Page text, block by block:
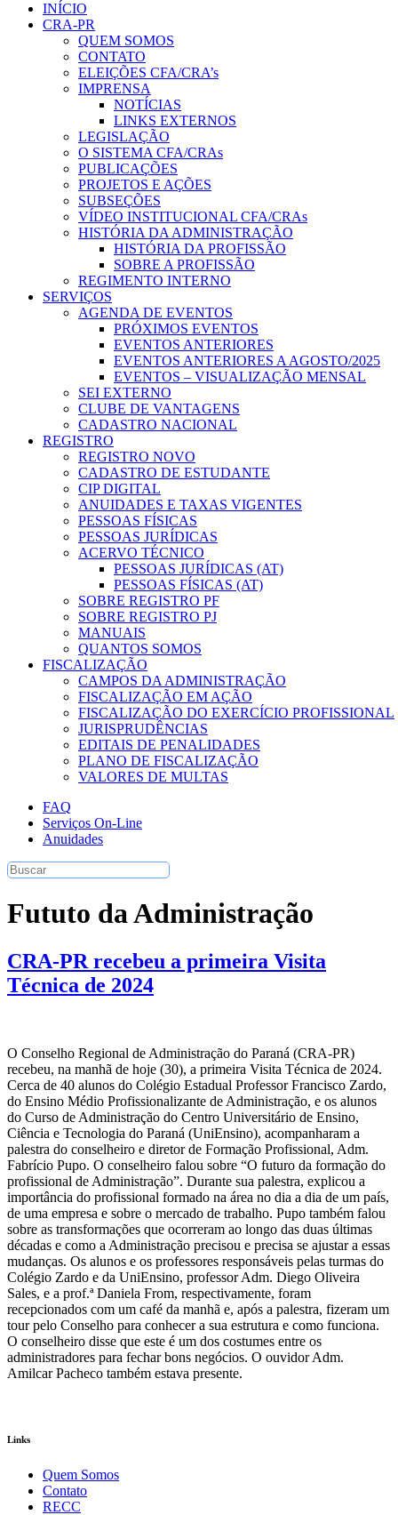
INÍCIO
CRA-PR
QUEM SOMOS
CONTATO
ELEIÇÕES CFA/CRA’s
IMPRENSA
NOTÍCIAS
LINKS EXTERNOS
LEGISLAÇÃO
O SISTEMA CFA/CRAs
PUBLICAÇÕES
PROJETOS E AÇÕES
SUBSEÇÕES
VÍDEO INSTITUCIONAL CFA/CRAs
HISTÓRIA DA ADMINISTRAÇÃO
HISTÓRIA DA PROFISSÃO
SOBRE A PROFISSÃO
REGIMENTO INTERNO
SERVIÇOS
AGENDA DE EVENTOS
PRÓXIMOS EVENTOS
EVENTOS ANTERIORES
EVENTOS ANTERIORES A AGOSTO/2025
EVENTOS – VISUALIZAÇÃO MENSAL
SEI EXTERNO
CLUBE DE VANTAGENS
CADASTRO NACIONAL
REGISTRO
REGISTRO NOVO
CADASTRO DE ESTUDANTE
CIP DIGITAL
ANUIDADES E TAXAS VIGENTES
PESSOAS FÍSICAS
PESSOAS JURÍDICAS
ACERVO TÉCNICO
PESSOAS JURÍDICAS (AT)
PESSOAS FÍSICAS (AT)
SOBRE REGISTRO PF
SOBRE REGISTRO PJ
MANUAIS
QUANTOS SOMOS
FISCALIZAÇÃO
CAMPOS DA ADMINISTRAÇÃO
FISCALIZAÇÃO EM AÇÃO
FISCALIZAÇÃO DO EXERCÍCIO PROFISSIONAL
JURISPRUDÊNCIAS
EDITAIS DE PENALIDADES
PLANO DE FISCALIZAÇÃO
VALORES DE MULTAS
FAQ
Serviços On-Line
Anuidades
Fututo da Administração
CRA-PR recebeu a primeira Visita
Técnica de 2024
O Conselho Regional de Administração do Paraná (CRA-PR)
recebeu, na manhã de hoje (30), a primeira Visita Técnica de 2024.
Cerca de 40 alunos do Colégio Estadual Professor Francisco Zardo,
do Ensino Médio Profissionalizante de Administração, e os alunos
do Curso de Administração do Centro Universitário de Ensino,
Ciência e Tecnologia do Paraná (UniEnsino), acompanharam a
palestra do conselheiro e diretor de Formação Profissional, Adm.
Fabrício Pupo. O conselheiro falou sobre “O futuro da formação do
profissional de Administração”. Durante sua palestra, explicou a
importância do profissional formado na área no dia a dia de um país,
de uma empresa e sobre o mercado de trabalho. Pupo também falou
sobre as transformações que ocorreram ao longo das duas últimas
décadas e como a Administração precisou e precisa se ajustar a essas
mudanças. Os alunos e os professores responsáveis pelas turmas do
Colégio Zardo e da UniEnsino, professor Adm. Diego Oliveira
Sales, e a prof.ª Daniela From, respectivamente, foram
recepcionados com um café da manhã e, após a palestra, fizeram um
tour pelo Conselho para conhecer a sua estrutura e como funciona.
O conselheiro disse que este é um dos costumes entre os
administradores para fechar bons negócios. O ouvidor Adm.
Amilcar Pacheco também estava presente.
Links
Quem Somos
Contato
RECC